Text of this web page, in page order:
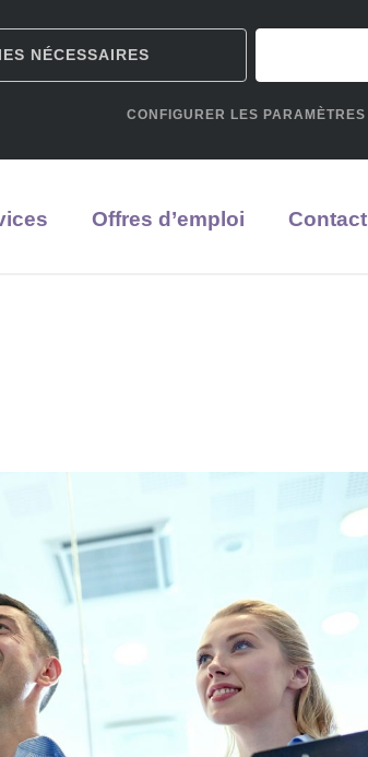
Offres d’emploi Contact
NÉCESSAIRES
CONFIGURER LES PARAMÈTRES